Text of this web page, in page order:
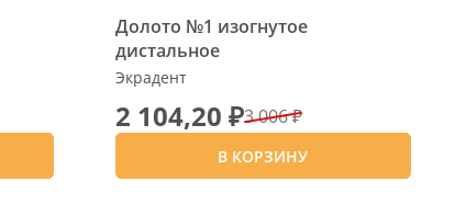
Долото №1 изогнутое
дистальное
Экрадент
2 104,20 ₽3 006 ₽
В КОРЗИНУ